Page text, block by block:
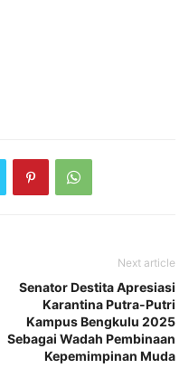
Next article
Senator Destita Apresiasi
Karantina Putra-Putri
Kampus Bengkulu 2025
Sebagai Wadah Pembinaan
Kepemimpinan Muda